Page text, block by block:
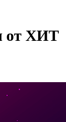
от ХИТ